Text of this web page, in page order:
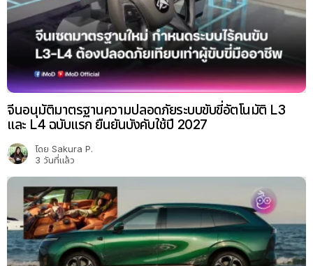
จีนอนุมัติมาตรฐานความปลอดภัยระบบขับขี่อัตโนมัติ L3
และ L4 ฉบับแรก ยืนยันบังคับใช้ปี 2027
โดย Sakura P.
3 วันที่แล้ว